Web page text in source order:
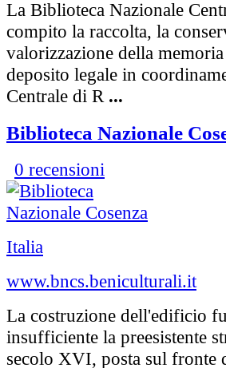
La Biblioteca Nazionale
compito la raccolta, la
valorizzazione della
deposito legale in
Centrale di R ...
Biblioteca Nazionale
0 recensioni
Italia
www.bncs.beniculturali.it
La costruzione dell'edificio
insufficiente la preesistente
secolo XVI, posta sul fronte